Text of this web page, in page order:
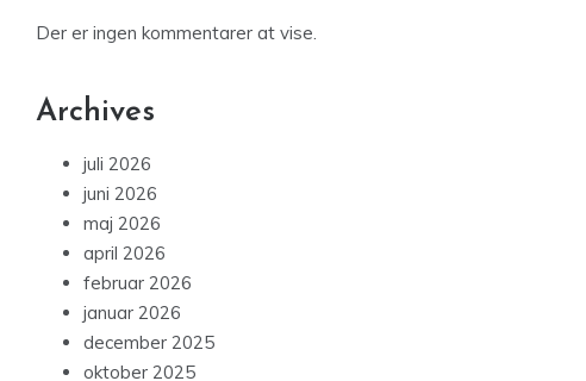
Der er ingen kommentarer at vise.
Archives
juli 2026
juni 2026
maj 2026
april 2026
februar 2026
januar 2026
december 2025
oktober 2025